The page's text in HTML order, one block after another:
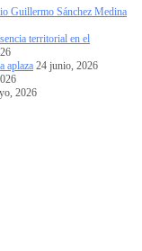
Guillermo Sánchez Medina
territorial en el
aplaza 24 junio, 2026
2026